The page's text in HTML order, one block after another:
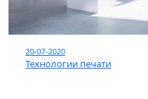
20-07-2020
Технологии печати